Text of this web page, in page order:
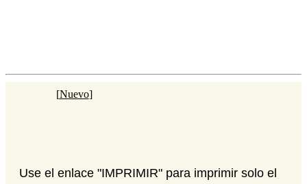
[Nuevo]
Use el enlace "IMPRIMIR" para imprimir solo el